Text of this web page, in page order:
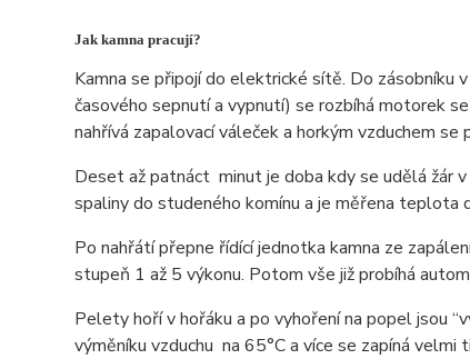
Jak kamna pracují?
Kamna se připojí do elektrické sítě. Do
časového sepnutí a vypnutí) se rozbíhá motorek
nahřívá zapalovací váleček a horkým vzduchem
Deset až patnáct minut je doba kdy se udělá žár
spaliny do studeného komínu a je měřena teplota
Po nahřátí přepne řídící jednotka kamna ze
stupeň 1 až 5 výkonu. Potom vše již probíhá
Pelety hoří v hořáku a po vyhoření na popel jsou
výměníku vzduchu na 65°C a více se zapíná